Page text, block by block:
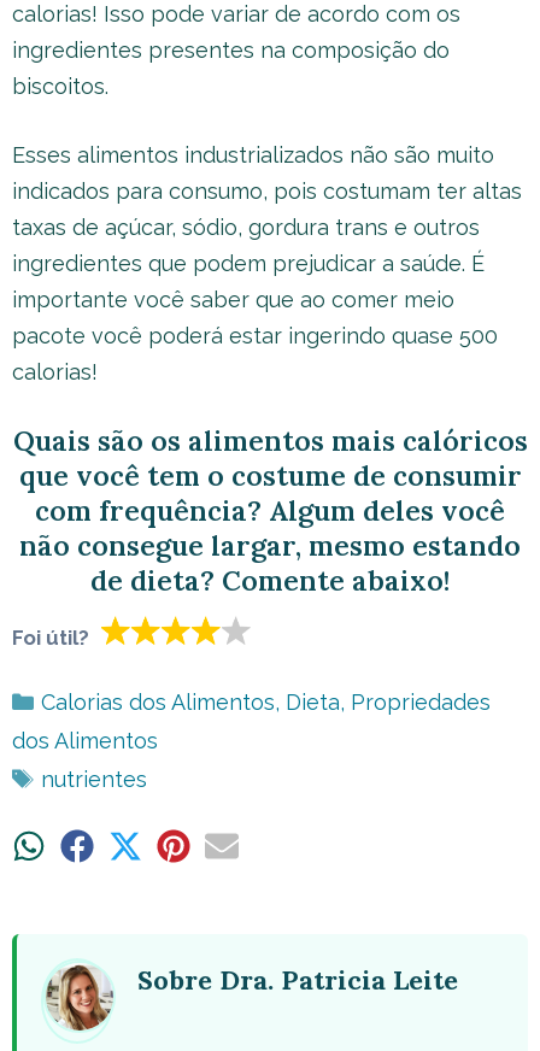
calorias! Isso pode variar de acordo com os
ingredientes presentes na composição do
biscoitos.
Esses alimentos industrializados não são muito
indicados para consumo, pois costumam ter altas
taxas de açúcar, sódio, gordura trans e outros
ingredientes que podem prejudicar a saúde. É
importante você saber que ao comer meio
pacote você poderá estar ingerindo quase 500
calorias!
Quais são os alimentos mais calóricos
que você tem o costume de consumir
com frequência? Algum deles você
não consegue largar, mesmo estando
de dieta? Comente abaixo!
Foi útil?
Categorias
Calorias dos Alimentos, Dieta, Propriedades
dos Alimentos
Tags
nutrientes
ShareShare ShareShareShare
Sobre Dra. Patricia Leite